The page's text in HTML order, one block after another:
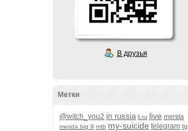
В друзья
Метки
@witch_you2 in russia li.ru live merida
merida big 9 mtb my-suicide telegram tg